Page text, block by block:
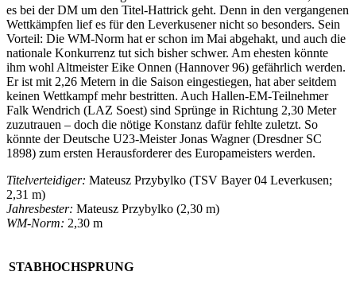
es bei der DM um den Titel-Hattrick geht. Denn in den vergangenen
Wettkämpfen lief es für den Leverkusener nicht so besonders. Sein
Vorteil: Die WM-Norm hat er schon im Mai abgehakt, und auch die
nationale Konkurrenz tut sich bisher schwer. Am ehesten könnte
ihm wohl Altmeister Eike Onnen (Hannover 96) gefährlich werden.
Er ist mit 2,26 Metern in die Saison eingestiegen, hat aber seitdem
keinen Wettkampf mehr bestritten. Auch Hallen-EM-Teilnehmer
Falk Wendrich (LAZ Soest) sind Sprünge in Richtung 2,30 Meter
zuzutrauen – doch die nötige Konstanz dafür fehlte zuletzt. So
könnte der Deutsche U23-Meister Jonas Wagner (Dresdner SC
1898) zum ersten Herausforderer des Europameisters werden.
Titelverteidiger: Mateusz Przybylko (TSV Bayer 04 Leverkusen;
2,31 m)
Jahresbester: Mateusz Przybylko (2,30 m)
WM-Norm: 2,30 m
STABHOCHSPRUNG